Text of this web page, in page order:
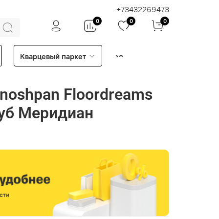
+73432269473
0 0 0
Кварцевый паркет
Floordreams
Меридиан